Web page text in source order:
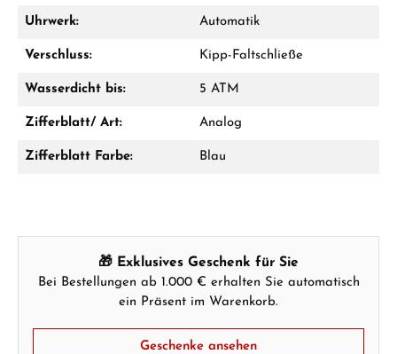
Geschenk im Warenkorb.
Uhrwerk: Automatik
Verschluss: Kipp-Faltschließe
Wasserdicht bis: 5 ATM
Zifferblatt/ Art: Analog
Zifferblatt Farbe: Blau
🎁 Exklusives Geschenk für Sie
Bei Bestellungen ab 1.000 € erhalten Sie automatisch
ein Präsent im Warenkorb.
Geschenke ansehen